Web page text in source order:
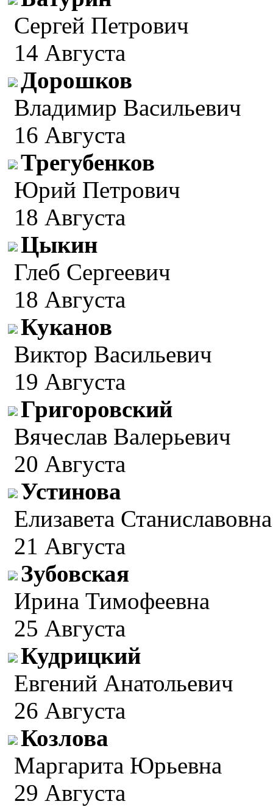
Сергей Петрович
14 Августа
Дорошков
Владимир Васильевич
16 Августа
Трегубенков
Юрий Петрович
18 Августа
Цыкин
Глеб Сергеевич
18 Августа
Куканов
Виктор Васильевич
19 Августа
Григоровский
Вячеслав Валерьевич
20 Августа
Устинова
Елизавета Станиславовна
21 Августа
Зубовская
Ирина Тимофеевна
25 Августа
Кудрицкий
Евгений Анатольевич
26 Августа
Козлова
Маргарита Юрьевна
29 Августа